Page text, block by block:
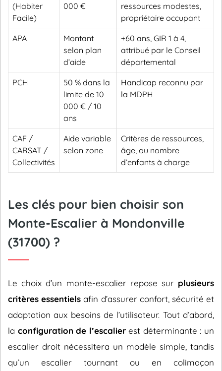
(Habiter
Facile)
000 €
ressources modestes,
propriétaire occupant
APA
Montant
selon plan
d’aide
+60 ans, GIR 1 à 4,
attribué par le Conseil
départemental
PCH
50 % dans la
limite de 10
000 € / 10
ans
Handicap reconnu par
la MDPH
CAF /
CARSAT /
Collectivités
Aide variable
selon zone
Critères de ressources,
âge, ou nombre
d’enfants à charge
Les clés pour bien choisir son
Monte-Escalier à Mondonville
(31700) ?
Le choix d’un monte-escalier repose sur plusieurs
critères essentiels afin d’assurer confort, sécurité et
adaptation aux besoins de l’utilisateur. Tout d’abord,
la configuration de l’escalierest déterminante : un
escalier droit nécessitera un modèle simple, tandis
qu’un escalier tournant ou en colimaçon